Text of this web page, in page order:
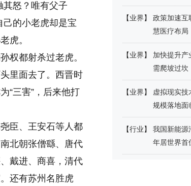
其怒？唯有父子
己的小老虎却是宝
虎。
权都射杀过老虎。
里面去了。西晋时
“三害”，后来他打
臣、王安石等人都
北朝张僧繇、唐代
戴进、商喜，清代
还有苏州名胜虎
【业界】
政策加速互
慧医疗布局
【业界】
加快提升产
需爬坡过坎
【业界】
虚拟现实
规模落地面
【行业】
我国新能源
年居世界首